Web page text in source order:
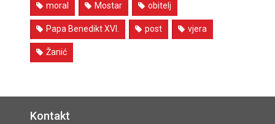
moral Mostar obitelj
Papa Benedikt XVI. post vjera
Žanić
Kontakt